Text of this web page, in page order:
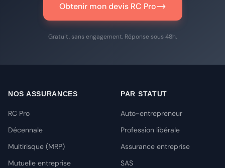
Obtenir mon devis RC Pro
Gratuit, sans engagement. Réponse sous 48h.
NOS ASSURANCES
RC Pro
Décennale
Multirisque (MRP)
Mutuelle entreprise
PAR STATUT
Auto-entrepreneur
Profession libérale
Assurance entreprise
SAS